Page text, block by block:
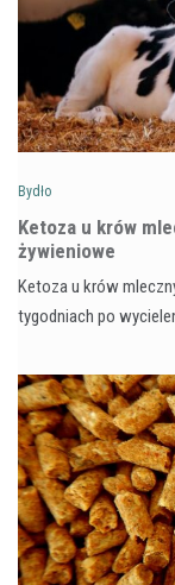
Bydło
Ketoza u krów
żywieniowe
Ketoza u krów
tygodniach po